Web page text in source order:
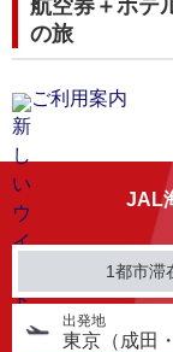
航空券＋ホテ
の旅
ご利用案内
JAL
1都市滞
出発地
東京（成田